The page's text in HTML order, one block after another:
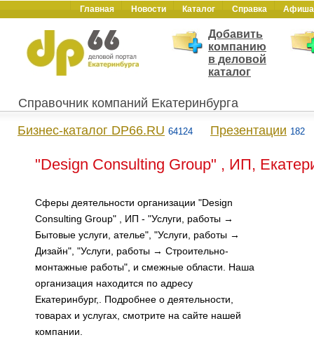
Главная Новости Каталог Справка Афиша
Добавить
компанию
в деловой
каталог
Справочник компаний Екатеринбурга
Бизнес-каталог DP66.RU 64124 Презентации 182
"Design Consulting Group" , ИП,
Сферы деятельности организации "Design
Consulting Group" , ИП - "Услуги, работы →
Бытовые услуги, ателье", "Услуги, работы →
Дизайн", "Услуги, работы → Строительно-
монтажные работы", и смежные области. Наша
организация находится по адресу
Екатеринбург,. Подробнее о деятельности,
товарах и услугах, смотрите на сайте нашей
компании.